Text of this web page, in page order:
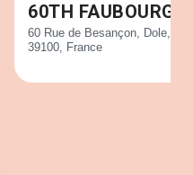
60TH FAUBOURG
60 Rue de Besançon, Dole,
39100, France